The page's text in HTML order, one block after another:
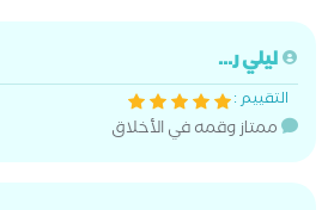
ليلي ر...
التقييم :
ممتاز وقمه في الأخلاق